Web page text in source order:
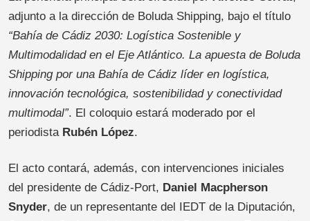
adjunto a la dirección de Boluda Shipping, bajo el título
“Bahía de Cádiz 2030: Logística Sostenible y
Multimodalidad en el Eje Atlántico. La apuesta de Boluda
Shipping por una Bahía de Cádiz líder en logística,
innovación tecnológica, sostenibilidad y conectividad
multimodal”. El coloquio estará moderado por el
periodista Rubén López.
El acto contará, además, con intervenciones iniciales
del presidente de Cádiz-Port, Daniel Macpherson
Snyder, de un representante del IEDT de la Diputación,